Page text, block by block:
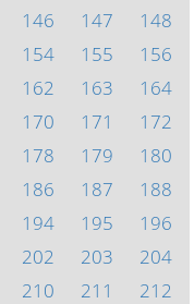
146 147
148
154 155
156
162 163
164
170 171
172
178 179
180
186 187
188
194 195
196
202 203
204
210 211
212